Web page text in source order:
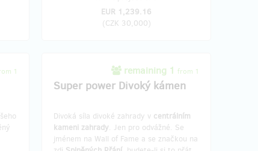
EUR 1,239.16
(CZK 30,000)
1 remaining 1 from 1
Super power Divoký kámen
Divoká síla divoké zahrady v centrálním
kameni zahrady. Jen pro odvážné. Se
jménem na Wall of Fame a se značkou na